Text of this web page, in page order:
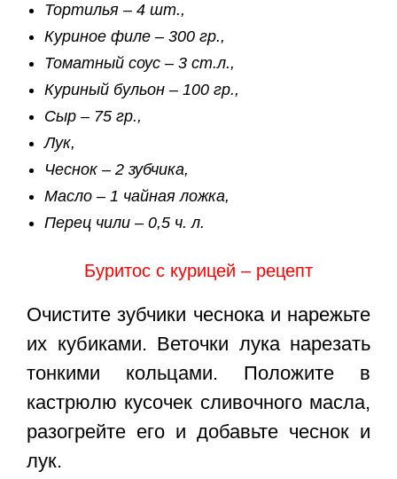
Тортилья – 4 шт.,
Куриное филе – 300 гр.,
Томатный соус – 3 ст.л.,
Куриный бульон – 100 гр.,
Сыр – 75 гр.,
Лук,
Чеснок – 2 зубчика,
Масло – 1 чайная ложка,
Перец чили – 0,5 ч. л.
Буритос с курицей – рецепт
Очистите зубчики чеснока и нарежьте
их кубиками. Веточки лука нарезать
тонкими кольцами. Положите в
кастрюлю кусочек сливочного масла,
разогрейте его и добавьте чеснок и
лук.